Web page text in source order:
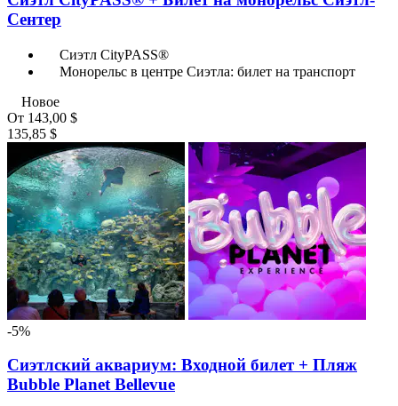
Сентер
Сиэтл CityPASS®
Монорельс в центре Сиэтла: билет на транспорт
Новое
От 143,00 $
135,85 $
-5%
Сиэтлский аквариум: Входной билет + Пляж
Bubble Planet Bellevue